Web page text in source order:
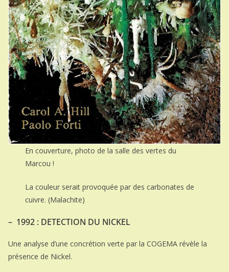
En couverture, photo de la salle des vertes du
Marcou !
La couleur serait provoquée par des carbonates de
cuivre. (Malachite)
– 1992 : DETECTION DU NICKEL
Une analyse d’une concrétion verte par la COGEMA révèle la
présence de Nickel.